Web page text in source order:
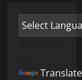
Translate